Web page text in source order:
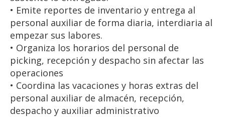
• Emite reportes de inventario y entrega al
personal auxiliar de forma diaria, interdiaria al
empezar sus labores.
• Organiza los horarios del personal de
picking, recepción y despacho sin afectar las
operaciones
• Coordina las vacaciones y horas extras del
personal auxiliar de almacén, recepción,
despacho y auxiliar administrativo